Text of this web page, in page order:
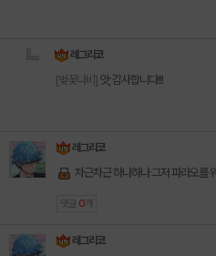
레그리코
[벚꽃나비] 앗; 감사합니다!!!
레그리코
차근차근 하나하나 그저 파라오를
댓글 0 개
레그리코